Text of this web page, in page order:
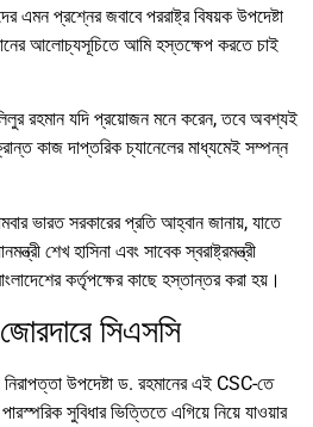
এমন প্রশ্নের জবাবে পররাষ্ট্র বিষয়ক উপদেষ্টা
আলোচ্যসূচিতে আমি হস্তক্ষেপ করতে চাই
রহমান যদি প্রয়োজন মনে করেন, তবে অবশ্যই
কাজ দাপ্তরিক চ্যানেলের মাধ্যমেই সম্পন্ন
ভারত সরকারের প্রতি আহ্বান জানায়, যাতে
শেখ হাসিনা এবং সাবেক স্বরাষ্ট্রমন্ত্রী
কর্তৃপক্ষের কাছে হস্তান্তর করা হয়।
সিএসসি
নিরাপত্তা উপদেষ্টা ড. রহমানের এই CSC-তে
সুবিধার ভিত্তিতে এগিয়ে নিয়ে যাওয়ার